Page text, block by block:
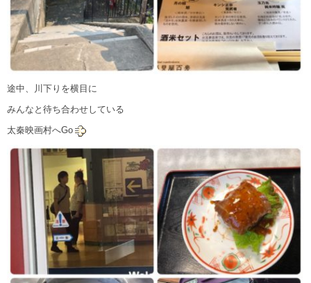
途中、川下りを横目に
みんなと待ち合わせしている
太秦映画村へGo